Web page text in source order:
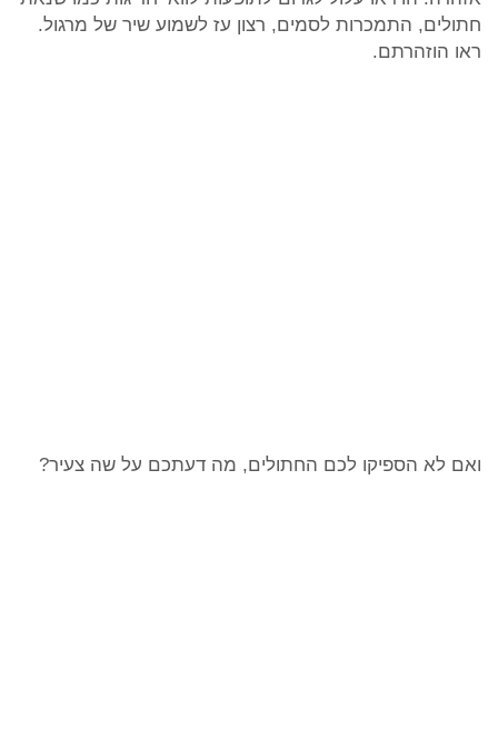
חתולים, התמכרות לסמים, רצון עז לשמוע שיר של מרגול.
ראו הוזהרתם.
ואם לא הספיקו לכם החתולים, מה דעתכם על שה צעיר?